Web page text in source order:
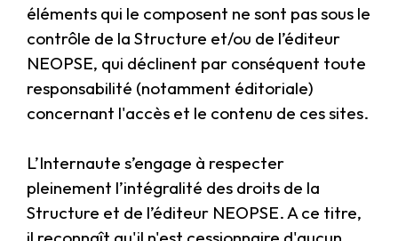
éléments qui le composent ne sont pas sous le
contrôle de la Structure et/ou de l’éditeur
NEOPSE, qui déclinent par conséquent toute
responsabilité (notamment éditoriale)
concernant l'accès et le contenu de ces sites.
L’Internaute s’engage à respecter
pleinement l’intégralité des droits de la
Structure et de l’éditeur NEOPSE. A ce titre,